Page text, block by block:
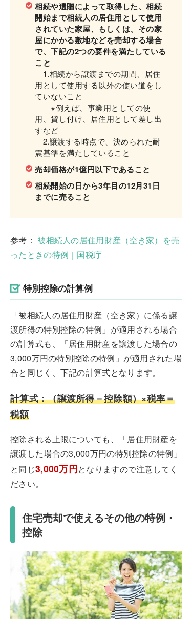
相続や遺贈によって取得した、相続
開始まで相続人の居住用として使用
されていた家屋、もしくは、その家
屋にかかる敷地などを売却する場合
で、下記の2つの要件を満たしている
こと
1.相続から譲渡までの期間、居住
用として使用する以外の使い道をし
ていないこと
※例えば、事業用としての使
用、貸し付け、居住用として差し出
すなど
2.譲渡する時点で、決められた耐
震基準を満たしていること
売却価格が1億円以下であること
相続開始の日から3年目の12月31日
までに売ること
参考：被相続人の居住用財産（空き家）を売
ったときの特例｜国税庁
特別控除の計算例
「被相続人の居住用財産（空き家）に係る譲
渡所得の特別控除の特例」が適用される場合
の計算式も、「居住用財産を譲渡した場合の
3,000万円の特別控除の特例」が適用された場
合と同じく、下記の計算式となります。
計算式：（譲渡所得－控除額）×税率＝
税額
控除される上限についても、「居住用財産を
譲渡した場合の3,000万円の特別控除の特例」
と同じ3,000万円となりますので注意してく
ださい。
住宅売却で使えるその他の特例・
控除